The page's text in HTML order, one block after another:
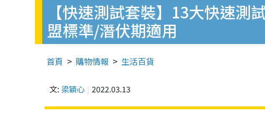
【快速測試套裝】13大快速
盟標準/潛伏期適用
首頁 購物情報 生活百貨
文: 梁穎心 2022.03.13